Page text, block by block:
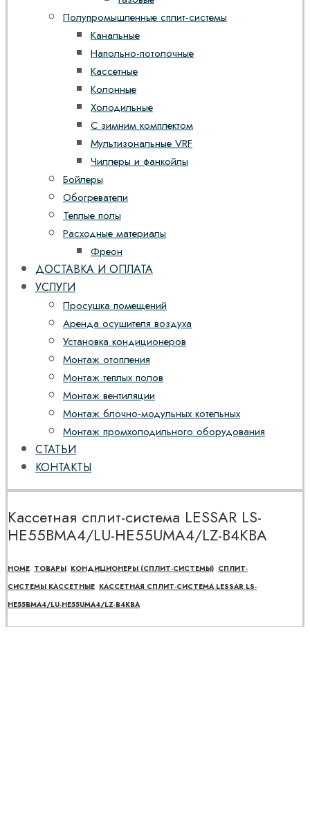
Полупромышленные сплит-системы
Канальные
Напольно-потолочные
Кассетные
Колонные
Холодильные
С зимним комплектом
Мультизональные VRF
Чиллеры и фанкойлы
Бойлеры
Обогреватели
Теплые полы
Расходные материалы
Фреон
ДОСТАВКА И ОПЛАТА
УСЛУГИ
Просушка помещений
Аренда осушителя воздуха
Установка кондиционеров
Монтаж отопления
Монтаж теплых полов
Монтаж вентиляции
Монтаж блочно-модульных котельных
Монтаж промхолодильного оборудования
СТАТЬИ
КОНТАКТЫ
Кассетная сплит-система LESSAR LS-
HE55BMA4/LU-HE55UMA4/LZ-B4KBA
HOME ТОВАРЫ КОНДИЦИОНЕРЫ (СПЛИТ-СИСТЕМЫ) СПЛИТ-
СИСТЕМЫ КАССЕТНЫЕ КАССЕТНАЯ СПЛИТ-СИСТЕМА LESSAR LS-
HE55BMA4/LU-HE55UMA4/LZ-B4KBA